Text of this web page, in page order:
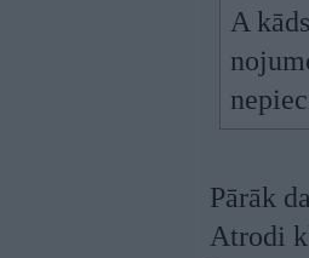
A
Pārāk
Atrodi